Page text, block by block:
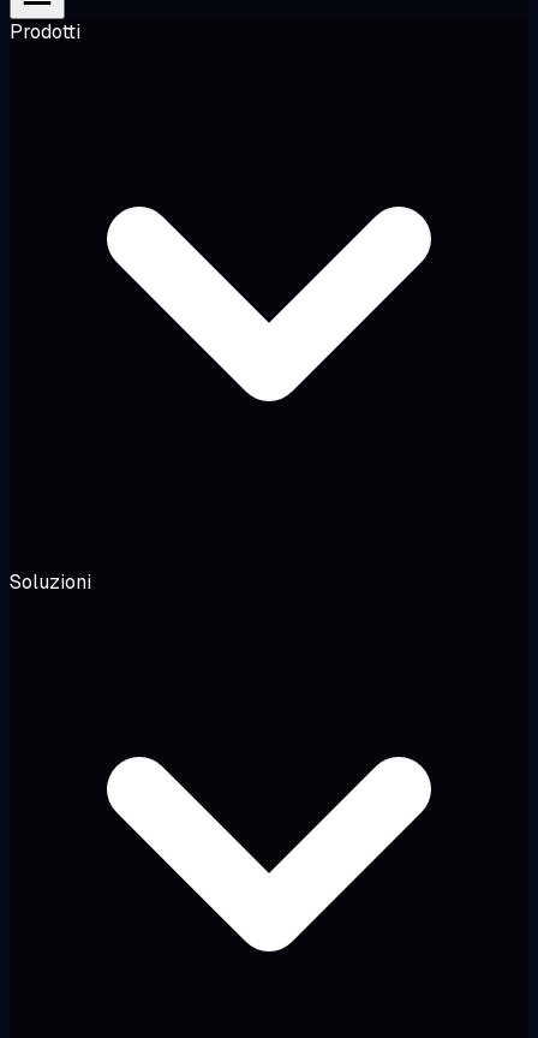
Prodotti
Soluzioni